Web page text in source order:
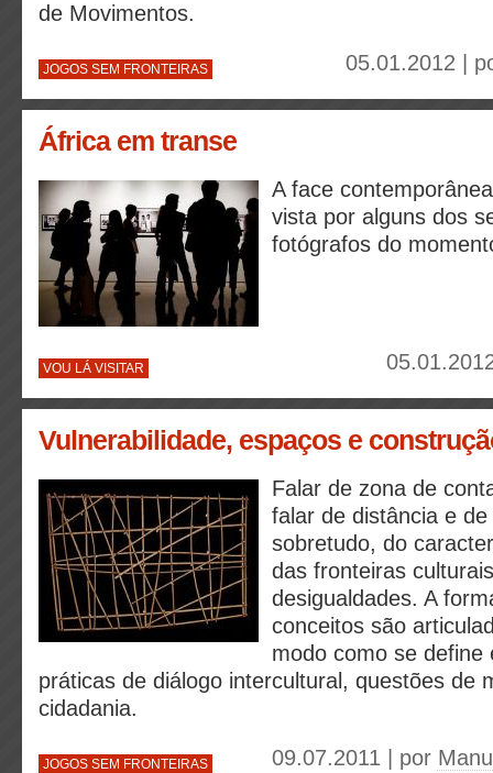
de Movimentos.
JOGOS SEM FRONTEIRAS 05.01.2012 |
África em transe
A face
vista por alguns dos
fotógrafos do
VOU LÁ VISITAR
Vulnerabilidade, espaços e
Falar de zona de
falar de distância e
sobretudo, do
das fronteiras
desigualdades. A
conceitos são
modo como se define
práticas de diálogo intercultural, questões de
cidadania.
JOGOS SEM FRONTEIRAS 09.07.2011 | por